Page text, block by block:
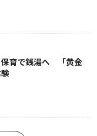
育で銭湯へ 「黄金